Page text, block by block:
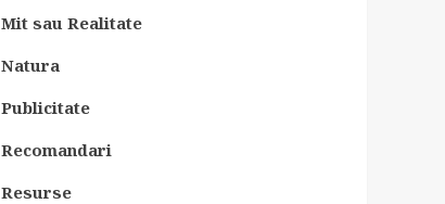
Mit sau Realitate
Natura
Publicitate
Recomandari
Resurse